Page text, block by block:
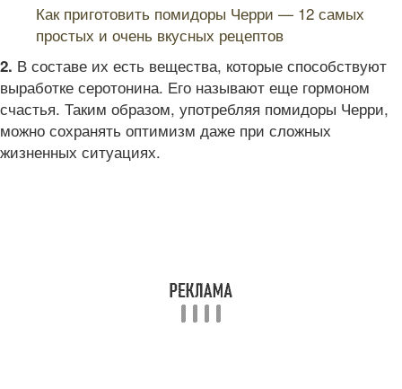
Как приготовить помидоры Черри — 12 самых
простых и очень вкусных рецептов
2. В составе их есть вещества, которые способствуют
выработке серотонина. Его называют еще гормоном
счастья. Таким образом, употребляя помидоры Черри,
можно сохранять оптимизм даже при сложных
жизненных ситуациях.